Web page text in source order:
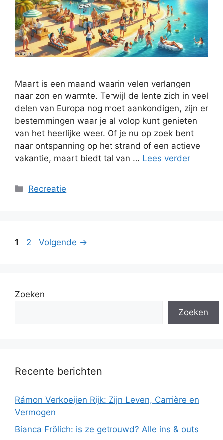
Maart is een maand waarin velen verlangen
naar zon en warmte. Terwijl de lente zich in veel
delen van Europa nog moet aankondigen, zijn er
bestemmingen waar je al volop kunt genieten
van het heerlijke weer. Of je nu op zoek bent
naar ontspanning op het strand of een actieve
vakantie, maart biedt tal van … Lees verder
Categorieën
Recreatie
Pagina
1 Pagina
2 Volgende →
Zoeken
Zoeken
Recente berichten
Rámon Verkoeijen Rijk: Zijn Leven, Carrière en
Vermogen
Bianca Frölich: is ze getrouwd? Alle ins & outs